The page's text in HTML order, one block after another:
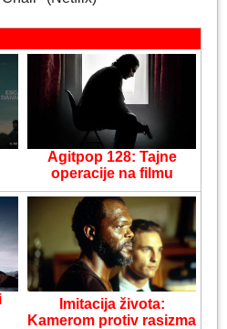
Agitpop 128: Tajne
operacije na filmu
Imitacija života:
Kamerom protiv rasizma